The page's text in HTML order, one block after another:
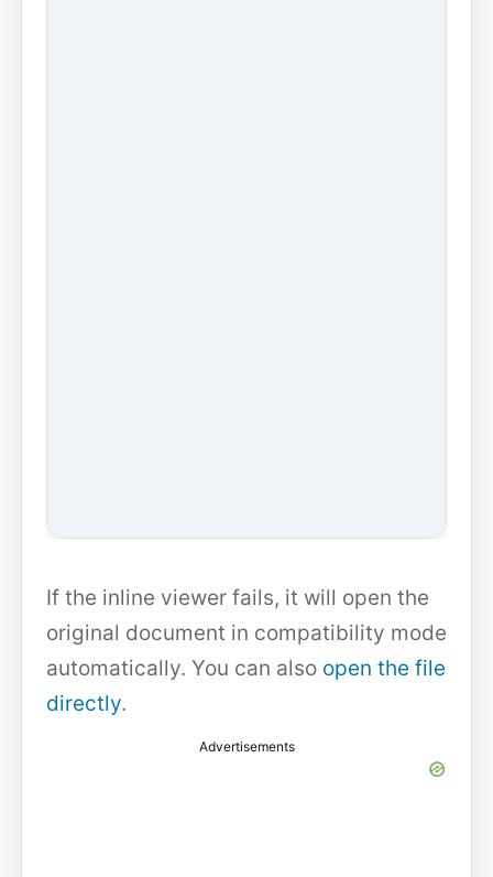
If the inline viewer fails, it will open the
original document in compatibility mode
automatically. You can also open the file
directly.
Advertisements